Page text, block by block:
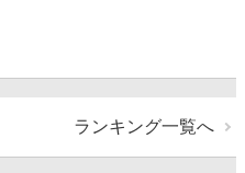
ランキング一覧へ